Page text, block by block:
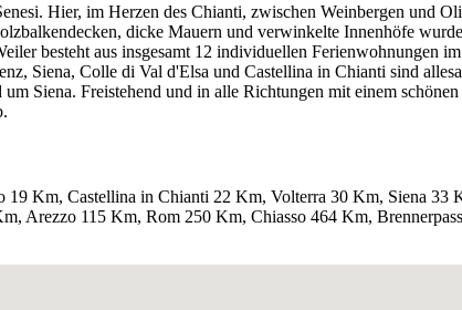
Hier, im Herzen des Chianti, zwischen Weinbergen und
dicke Mauern und verwinkelte Innenhöfe
besteht aus insgesamt 12 individuellen Ferienwohnungen
Siena, Colle di Val d'Elsa und Castellina in Chianti sind
Siena. Freistehend und in alle Richtungen mit einem
Km, Castellina in Chianti 22 Km, Volterra 30 Km, Siena 33
Arezzo 115 Km, Rom 250 Km, Chiasso 464 Km,